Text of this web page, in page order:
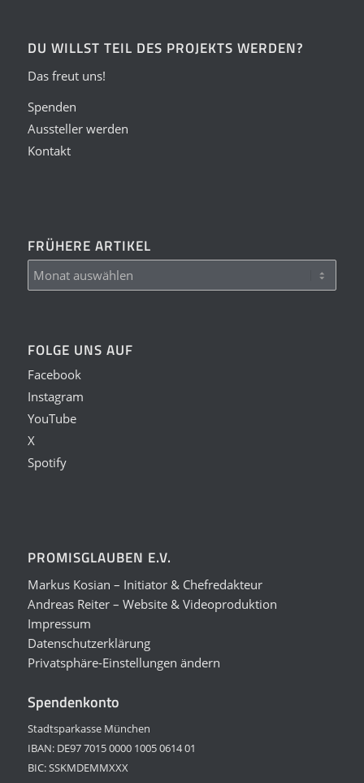
DU WILLST TEIL DES PROJEKTS WERDEN?
Das freut uns!
Spenden
Aussteller werden
Kontakt
FRÜHERE ARTIKEL
FOLGE UNS AUF
Facebook
Instagram
YouTube
X
Spotify
PROMISGLAUBEN E.V.
Markus Kosian – Initiator & Chefredakteur
Andreas Reiter – Website & Videoproduktion
Impressum
Datenschutzerklärung
Privatsphäre-Einstellungen ändern
Spendenkonto
Stadtsparkasse München
IBAN: DE97 7015 0000 1005 0614 01
BIC: SSKMDEMMXXX